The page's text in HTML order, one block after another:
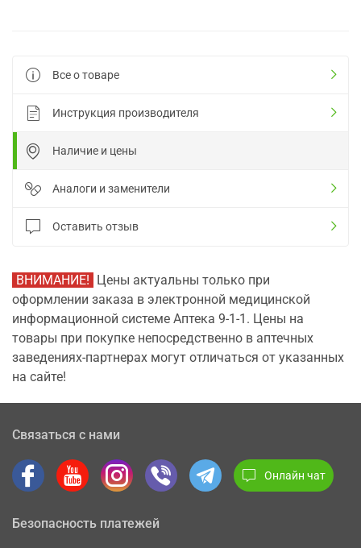
Все о товаре
Инструкция производителя
Наличие и цены
Аналоги и заменители
Оставить отзыв
ВНИМАНИЕ! Цены актуальны только при
оформлении заказа в электронной медицинской
информационной системе Аптека 9-1-1. Цены на
товары при покупке непосредственно в аптечных
заведениях-партнерах могут отличаться от указанных
на сайте!
Связаться с нами
Онлайн чат
Безопасность платежей